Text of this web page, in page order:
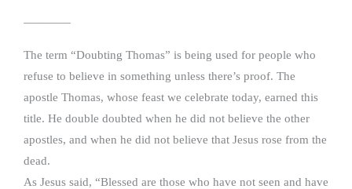
————
The term “Doubting Thomas” is being used for people who
refuse to believe in something unless there’s proof. The
apostle Thomas, whose feast we celebrate today, earned this
title. He double doubted when he did not believe the other
apostles, and when he did not believe that Jesus rose from the
dead.
As Jesus said, “Blessed are those who have not seen and have